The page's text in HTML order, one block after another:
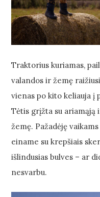
Traktorius kuriamas,
valandos ir žemę
vienas po kito keliauja į
Tėtis grįžta su ariamąją
žemę. Pažadėję
einame su krepšiais
išlindusias bulves – ar
nesvarbu.